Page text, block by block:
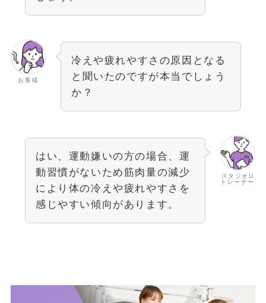
お客様
冷えや疲れやすさの原因となる
と聞いたのですが本当でしょう
か？
スタジオU
トレーナー
はい、運動嫌いの方の場合、運
動習慣がないため筋肉量の減少
により体の冷えや疲れやすさを
感じやすい傾向があります。